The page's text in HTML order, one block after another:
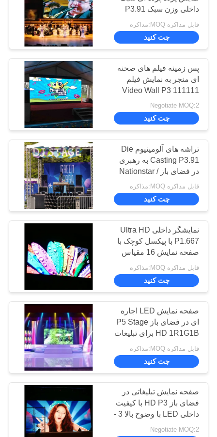
موارد
الان
چت
BAIDU
نقشه
سایت
سیاست
حفظ
حریم
خصوصی
صفحه نمایش صفحه
نمایش در فضای باز
22
دیوار ویدئویی LED
داخلی
35
نمایشگر LED
سرویس جلو
15
پرده نمایش LED
10
داخلی وزن سبک P3.91
1R1G1B
قابل مذاکره MOQ:مذاکره
چت کنید
پس زمینه فیلم های صحنه
ای منجر به نمایش فیلم
Video Wall P3 111111
Dots / Sqm Pixel تراکم
Negotiate MOQ:2
چت کنید
تراشه های آلومینیوم Die
Casting P3.91 به رهبری
در فضای باز Nationstar /
Kinglight Led Chip
قابل مذاکره MOQ:مذاکره
چت کنید
نمایشگر داخلی Ultra HD
P1.667 با پیکسل کوچک با
صفحه نمایش 16 مقیاس
خاکستری ISO14001
قابل مذاکره MOQ:مذاکره
چت کنید
صفحه نمایش LED اجاره
ای در فضای باز P5 Stage
HD 1R1G1B برای تبلیغات
تجاری
قابل مذاکره MOQ:مذاکره
چت کنید
صفحه نمایش تبلیغاتی در
فضای باز HD P3 با کیفیت
داخلی LED با وضوح بالا 3 -
15 متر مشاهده فاصله
Negotiate MOQ:2